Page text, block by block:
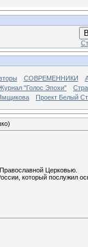
СОВРЕМЕННИКИ
"Голос Эпохи"
Проект Белый
Церковью.
который послужил